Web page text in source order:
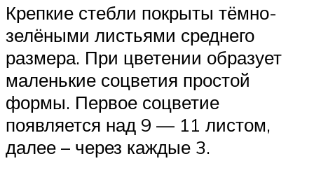
Крепкие стебли покрыты тёмно-
зелёными листьями среднего
размера. При цветении образует
маленькие соцветия простой
формы. Первое соцветие
появляется над 9 — 11 листом,
далее – через каждые 3.